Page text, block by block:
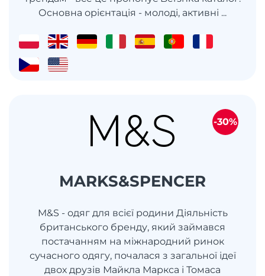
Основна орієнтація - молоді, активні ...
MARKS&SPENCER
M&S - одяг для всієї родини Діяльність
британського бренду, який займався
постачанням на міжнародний ринок
сучасного одягу, почалася з загальної ідеї
двох друзів Майкла Маркса і Томаса
-30%